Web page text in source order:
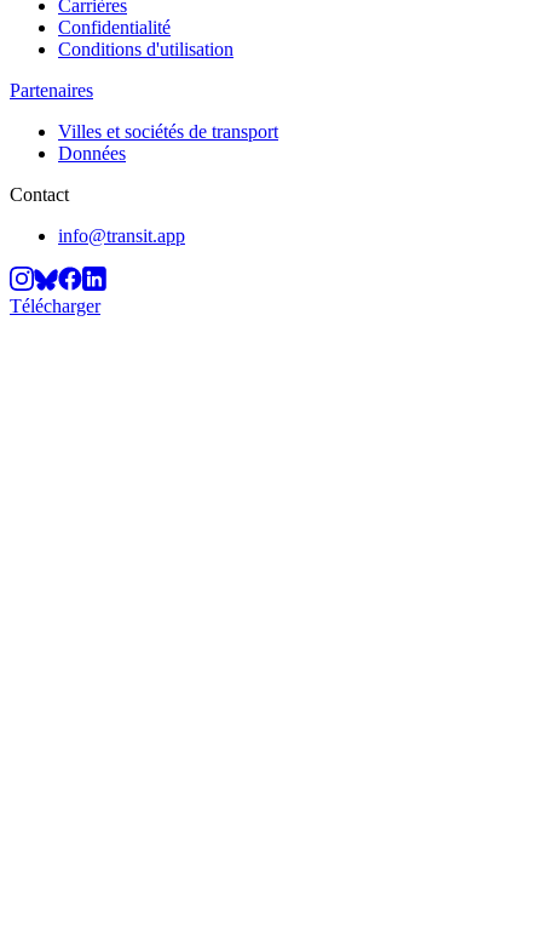
Carrières
Confidentialité
Conditions d'utilisation
Partenaires
Villes et sociétés de transport
Données
Contact
info@transit.app
Télécharger